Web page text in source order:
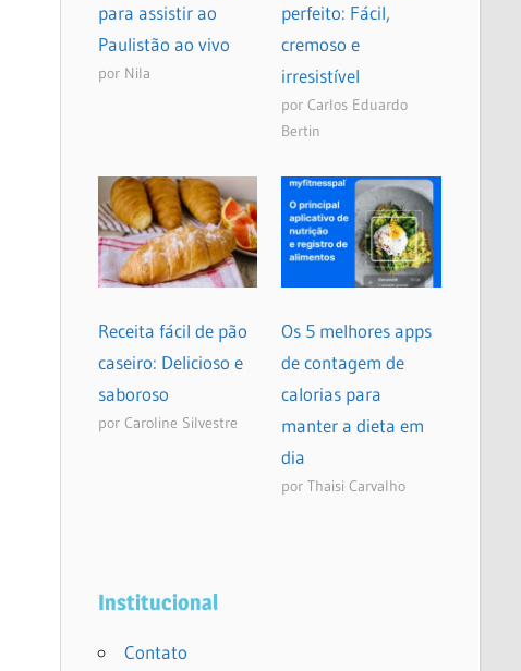
para assistir ao
Paulistão ao vivo
por Nila
perfeito: Fácil,
cremoso e
irresistível
por Carlos Eduardo
Bertin
Receita fácil de pão
caseiro: Delicioso e
saboroso
por Caroline Silvestre
Os 5 melhores apps
de contagem de
calorias para
manter a dieta em
dia
por Thaisi Carvalho
Institucional
Contato